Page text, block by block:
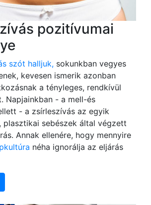
pozitívumai
szót halljuk, sokunkban vegyes
kevesen ismerik azonban
a tényleges, rendkívül
Napjainkban - a mell-és
- a zsírleszívás az egyik
plasztikai sebészek által végzett
Annak ellenére, hogy mennyire
néha ignorálja az eljárás